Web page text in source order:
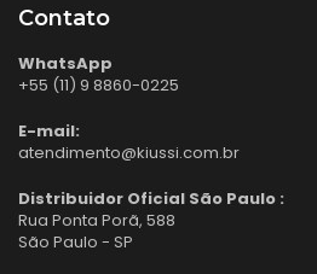
Contato
WhatsApp
+55 (11) 9 8860-0225
E-mail:
atendimento@kiussi.com.br
Distribuidor Oficial São Paulo :
Rua Ponta Porã, 588
São Paulo - SP